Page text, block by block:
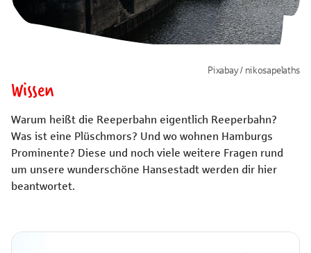
Wissen
Warum heißt die Reeperbahn eigentlich Reeperbahn?
Was ist eine Plüschmors? Und wo wohnen Hamburgs
Prominente? Diese und noch viele weitere Fragen rund
um unsere wunderschöne Hansestadt werden dir hier
beantwortet.
Pixabay / nikosapelaths